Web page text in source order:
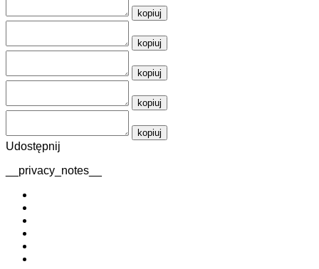
kopiuj
kopiuj
kopiuj
kopiuj
kopiuj
Udostępnij
__privacy_notes__